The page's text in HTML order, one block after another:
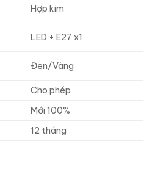
Hợp kim
LED + E27 x1
Đen/Vàng
Cho phép
Mới 100%
12 tháng